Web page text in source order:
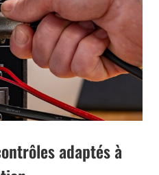
adaptés à